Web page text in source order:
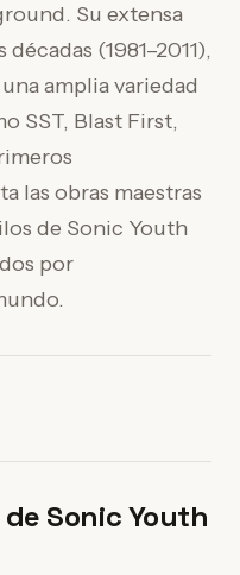
Su extensa
(1981–2011),
amplia variedad
SST, Blast First,
las obras maestras
de Sonic Youth
por
Sonic Youth